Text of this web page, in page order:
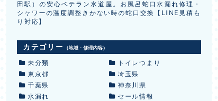
田駅）の安心ベテラン水道屋。お風呂蛇口水漏れ修理・
シャワーの温度調整きかない時の蛇口交換【LINE見積も
り対応】
カテゴリー （地域・修理内容）
未分類
トイレつまり
東京都
埼玉県
千葉県
神奈川県
水漏れ
セール情報